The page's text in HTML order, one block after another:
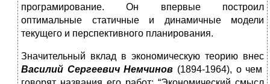
програмирование. Он впервые построил
оптимальные статичные и динамичные модели
текущего и перспективного планирования.
Значительный вклад в экономическую теорию внес
Василий Сергеевич Немчинов (1894-1964), о чем